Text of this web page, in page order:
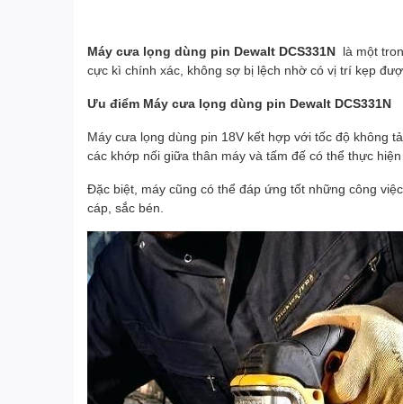
Máy cưa lọng dùng pin Dewalt DCS331N là một
cực kì chính xác, không sợ bị lệch nhờ có vị trí kẹp
Ưu điểm Máy cưa lọng dùng pin Dewalt DCS331N
Máy cưa lọng dùng pin 18V kết hợp với tốc độ không
các khớp nối giữa thân máy và tấm đế có thể thực
Đặc biệt, máy cũng có thể đáp ứng tốt những công
cáp, sắc bén.